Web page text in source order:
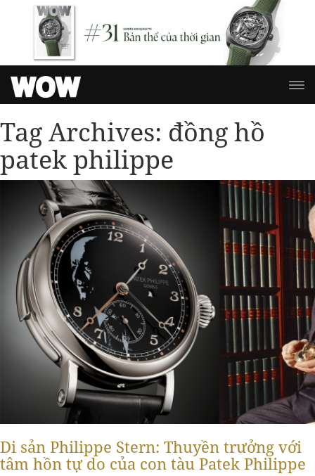
Tag Archives: đồng hồ
patek philippe
Di sản Philippe Stern: Thuyền trưởng với
tâm hồn tự do của con tàu Patek Philippe